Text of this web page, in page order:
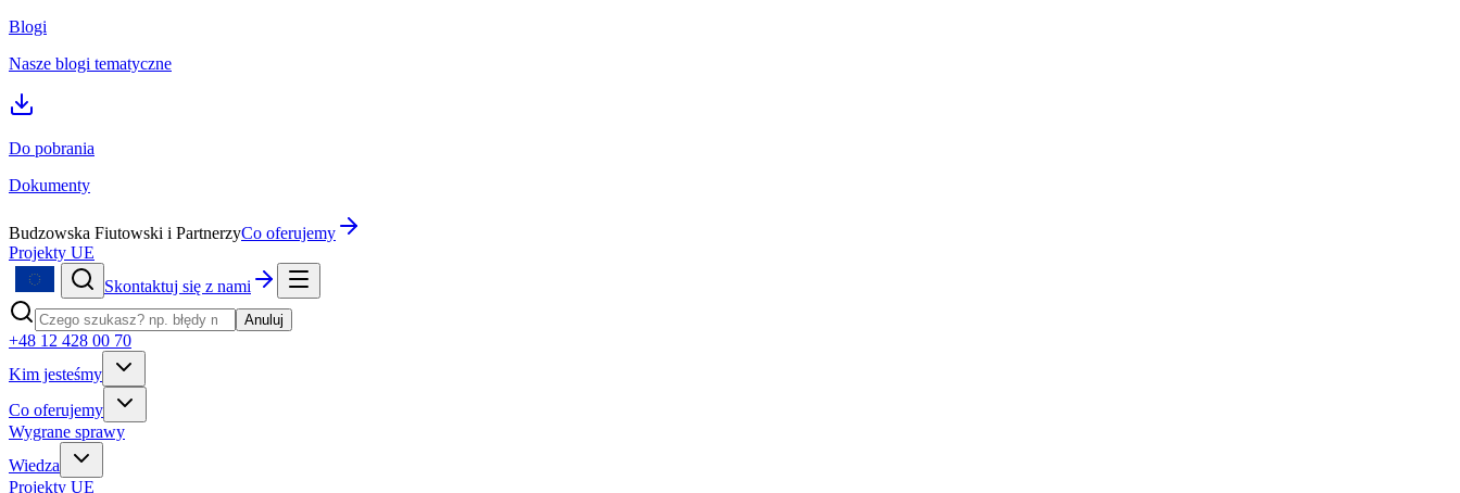
Blogi
Nasze blogi tematyczne
Do pobrania
Dokumenty
Budzowska Fiutowski i PartnerzyCo oferujemy
Projekty UE
Skontaktuj się z nami
Anuluj
+48 12 428 00 70
Kim jesteśmy
Co oferujemy
Wygrane sprawy
Wiedza
Projekty UE